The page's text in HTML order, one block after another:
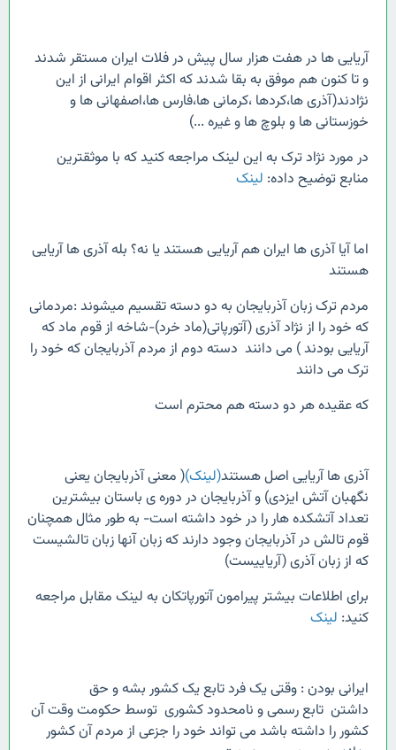
آریایی ها در هفت هزار سال پیش در فلات ایران مستقر شدند
و تا کنون هم موفق به بقا شدند که اکثر اقوام ایرانی از این
نژادند(آذری ها،کردها ،کرمانی ها،فارس ها،اصفهانی ها و
خوزستانی ها و بلوچ ها و غیره ...)
در مورد نژاد ترک به این لینک مراجعه کنید که با موثقترین
منابع توضیح داده: لینک
اما آیا آذری ها ایران هم آریایی هستند یا نه؟ بله آذری ها آریایی
هستند
مردم ترک زبان آذربایجان به دو دسته تقسیم میشوند :مردمانی
که خود را از نژاد آذری (آتورپاتی(ماد خرد)-شاخه از قوم ماد که
آریایی بودند ) می دانند دسته دوم از مردم آذربایجان که خود را
ترک می دانند
که عقیده هر دو دسته هم محترم است
آذری ها آریایی اصل هستند(لینک)( معنی آذربایجان یعنی
نگهبان آتش ایزدی) و آذربایجان در دوره ی باستان بیشترین
تعداد آتشکده هار را در خود داشته است- به طور مثال همچنان
قوم تالش در آذربایجان وجود دارند که زبان آنها زبان تالشیست
که از زبان آذری (آریاییست)
برای اطلاعات بیشتر پیرامون آتورپاتکان به لینک مقابل مراجعه
کنید: لینک
ایرانی بودن : وقتی یک فرد تابع یک کشور بشه و حق
داشتن تابع رسمی و نامحدود کشوری توسط حکومت وقت آن
کشور را داشته باشد می تواند خود را جزعی از مردم آن کشور